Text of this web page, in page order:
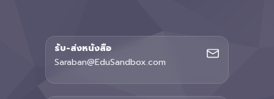
รับ-ส่งหนังสือ
Saraban@EduSandbox.com